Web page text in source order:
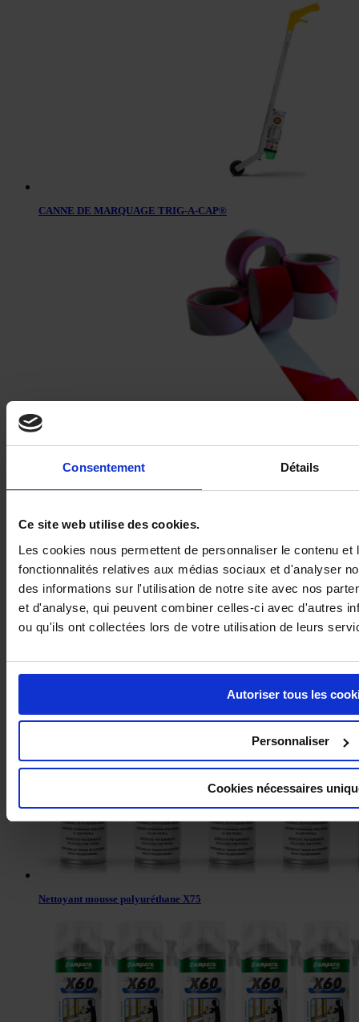
Consentement Détails
Ce site web utilise des cookies.
Les cookies nous permettent de personnaliser le contenu
fonctionnalités relatives aux médias sociaux et d'analyser
des informations sur l'utilisation de notre site avec nos
et d'analyse, qui peuvent combiner celles-ci avec d'autres
ou qu'ils ont collectées lors de votre utilisation de leurs
Autoriser tous les
Personnaliser
Cookies nécessaires
CANNE DE MARQUAGE TRIG-A-CAP®
Nettoyant mousse polyuréthane X75